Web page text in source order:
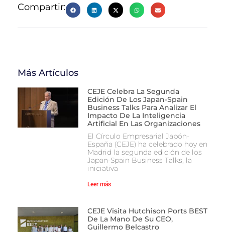
Compartir:
Más Artículos
CEJE Celebra La Segunda
Edición De Los Japan-Spain
Business Talks Para Analizar El
Impacto De La Inteligencia
Artificial En Las Organizaciones
El Círculo Empresarial Japón-
España (CEJE) ha celebrado hoy en
Madrid la segunda edición de los
Japan-Spain Business Talks, la
iniciativa
Leer más
CEJE Visita Hutchison Ports BEST
De La Mano De Su CEO,
Guillermo Belcastro